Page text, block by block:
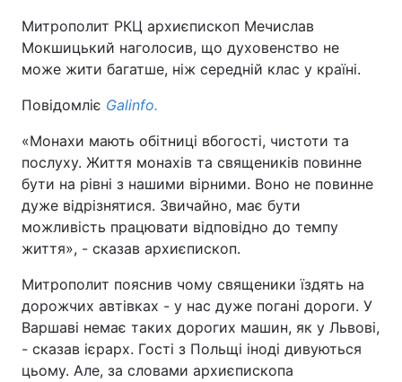
Митрополит РКЦ архиєпископ Мечислав
Мокшицький наголосив, що духовенство не
може жити багатше, ніж середній клас у країні.
Повідомліє Galinfo.
«Монахи мають обітниці вбогості, чистоти та
послуху. Життя монахів та священиків повинне
бути на рівні з нашими вірними. Воно не повинне
дуже відрізнятися. Звичайно, має бути
можливість працювати відповідно до темпу
життя», - сказав архиєпископ.
Митрополит пояснив чому священики їздять на
дорожчих автівках - у нас дуже погані дороги. У
Варшаві немає таких дорогих машин, як у Львові,
- сказав ієрарх. Гості з Польщі іноді дивуються
цьому. Але, за словами архиєпископа